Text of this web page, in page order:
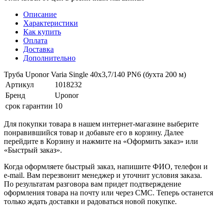
Описание
Характеристики
Как купить
Оплата
Доставка
Дополнительно
Труба Uponor Varia Single 40x3,7/140 PN6 (бухта 200 м)
Артикул
1018232
Бренд
Uponor
срок гарантии 10
Для покупки товара в нашем интернет-магазине выберите
понравившийся товар и добавьте его в корзину. Далее
перейдите в Корзину и нажмите на «Оформить заказ» или
«Быстрый заказ».
Когда оформляете быстрый заказ, напишите ФИО, телефон и
e-mail. Вам перезвонит менеджер и уточнит условия заказа.
По результатам разговора вам придет подтверждение
оформления товара на почту или через СМС. Теперь останется
только ждать доставки и радоваться новой покупке.